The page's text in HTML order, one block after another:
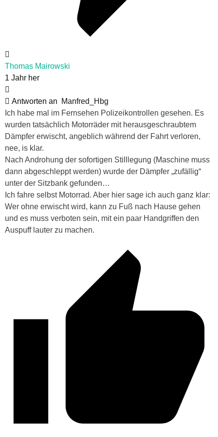
Thomas Mairowski
1 Jahr her
Antworten an
Manfred_Hbg
Ich habe mal im Fernsehen Polizeikontrollen gesehen. Es
wurden tatsächlich Motorräder mit herausgeschraubtem
Dämpfer erwischt, angeblich während der Fahrt verloren,
nee, is klar.
Nach Androhung der sofortigen Stilllegung (Maschine muss
dann abgeschleppt werden) wurde der Dämpfer „zufällig“
unter der Sitzbank gefunden…
Ich fahre selbst Motorrad. Aber hier sage ich auch ganz klar:
Wer ohne erwischt wird, kann zu Fuß nach Hause gehen
und es muss verboten sein, mit ein paar Handgriffen den
Auspuff lauter zu machen.